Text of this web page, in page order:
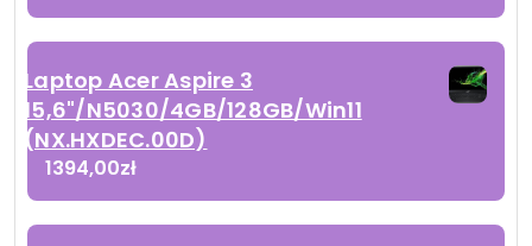
Laptop Acer Aspire 3
15,6"/N5030/4GB/128GB/Win11
(NX.HXDEC.00D)
1394,00zł